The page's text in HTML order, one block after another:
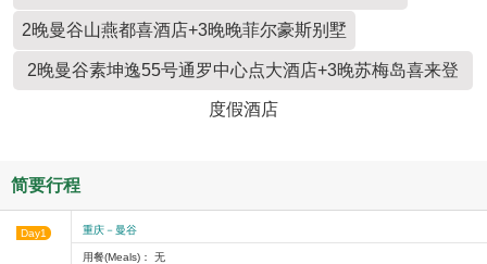
2晚曼谷山燕都喜酒店+3晚晚菲尔豪斯别墅
2晚曼谷素坤逸55号通罗中心点大酒店+3晚苏梅岛喜来登
度假酒店
简要行程
Day1 重庆－曼谷
用餐(Meals)： 无